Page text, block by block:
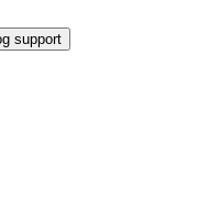
support